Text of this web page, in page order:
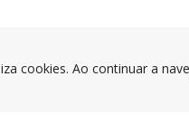
cookies. Ao continuar a